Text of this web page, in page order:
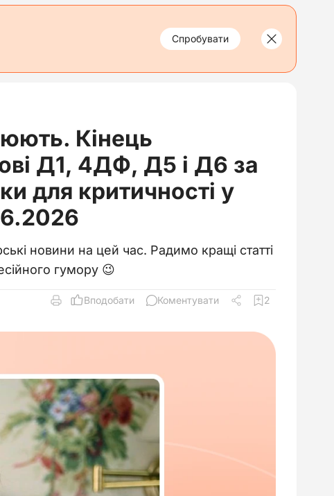
Спробувати
Кінець
Д1, 4ДФ, Д5 і Д6 за
для критичності у
новини на цей час. Радимо кращі статті
гумору 😉
Вподобати Коментувати 2